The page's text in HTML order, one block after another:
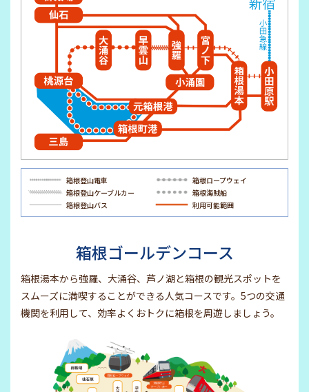
箱根登山電車 箱根ロープウェイ
箱根登山ケーブルカー
箱根海賊船
箱根登山バス
利用可能範囲
箱根ゴールデンコース
箱根湯本から強羅、大涌谷、芦ノ湖と箱根の観光スポットを
スムーズに満喫することができる人気コースです。5つの交通
機関を利用して、効率よくおトクに箱根を周遊しましょう。